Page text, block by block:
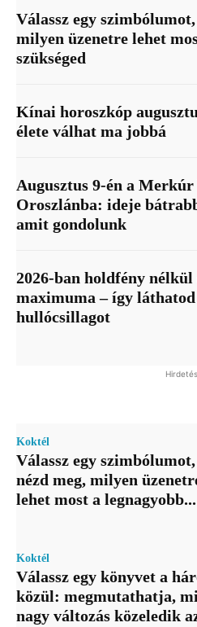
Válassz egy szimbólumot,
milyen üzenetre lehet
szükséged
Kínai horoszkóp
élete válhat ma jobbá
Augusztus 9-én a Merkúr
Oroszlánba: ideje
amit gondolunk
2026-ban holdfény
maximuma – így
hullócsillagot
Hirdetés
Koktél
Válassz egy szimbólumot,
nézd meg, milyen
lehet most a legnagyobb...
Koktél
Válassz egy könyvet a
közül: megmutathatja,
nagy változás közeledik